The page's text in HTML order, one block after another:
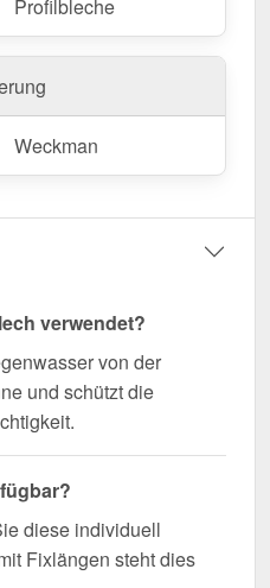
cm | 95° bestellen –
& schnell geliefert!
auf Maß – bestellen
von schneller Lieferung!
Profilbleche
Weckman
verwendet?
von der
und schützt die
diese individuell
Fixlängen steht dies